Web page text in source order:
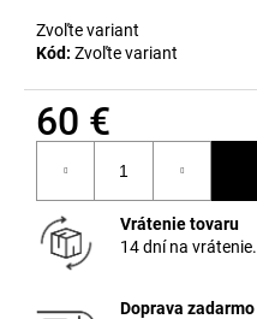
Zvoľte variant
Kód: Zvoľte variant
60 €
cena:
Vrátenie tovaru
14 dní na vrátenie.
Doprava zadarmo